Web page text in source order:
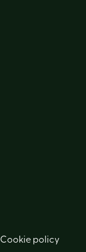
Cookie policy